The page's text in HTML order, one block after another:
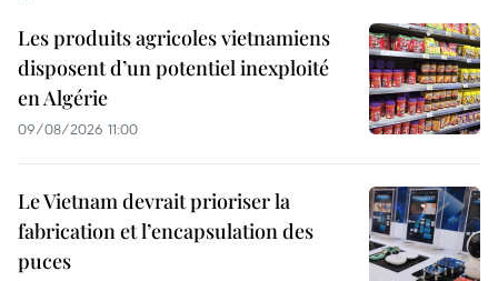
Les produits agricoles vietnamiens
disposent d’un potentiel inexploité
en Algérie
09/08/2026 11:00
Le Vietnam devrait prioriser la
fabrication et l’encapsulation des
puces